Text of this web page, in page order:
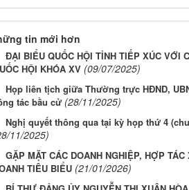
tin mới hơn
ĐẠI BIỂU QUỐC HỘI TỈNH TIẾP XÚC VỚI
HỘI KHÓA XV (09/07/2025)
Họp liên tịch giữa Thường trực HĐND,
tác bầu cử (28/11/2025)
Nghị quyết thông qua tại kỳ họp thứ 4
11/2025)
GẶP MẶT CÁC DOANH NGHIỆP, HỢP
TIÊU BIỂU (21/01/2026)